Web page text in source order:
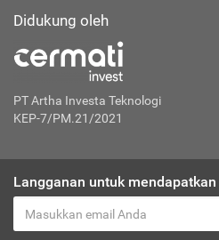
Didukung oleh
PT Artha Investa Teknologi
KEP-7/PM.21/2021
Langganan untuk